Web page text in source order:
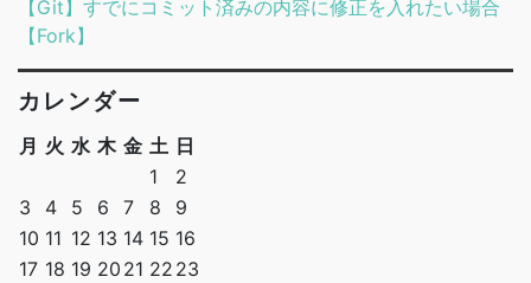
【Git】すでにコミット済みの内容に修正を入れたい場合
【Fork】
カレンダー
月 火 水 木 金 土 日
1
2
3
4 5 6 7 8
9
10 11 12 13 14 15 16
17 18 19 20 21 22 23